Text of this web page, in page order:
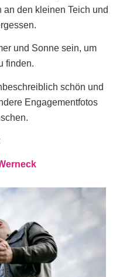
den kleinen Teich und
und Sonne sein, um
finden.
schön und
Engagementfotos